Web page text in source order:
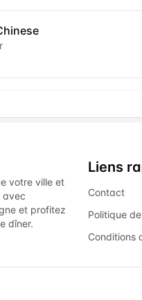
votre ville et
avec
et profitez
dîner.
Liens
Contact
Politique
Conditions